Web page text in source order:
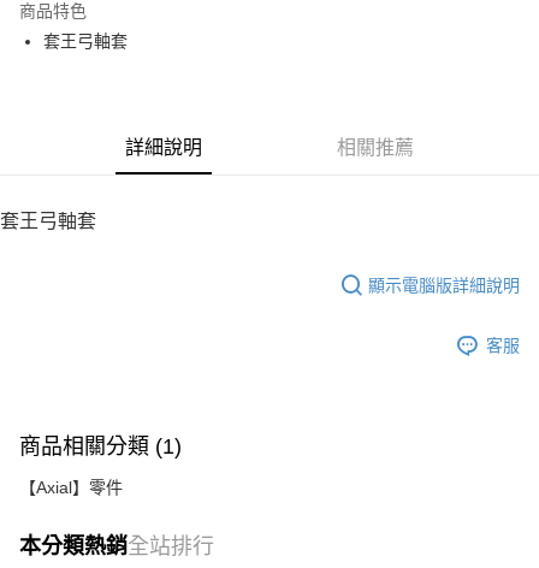
街口支付
每筆NT$100，滿NT$2,000(含以上)免運費
商品特色
套王弓軸套
詳細說明 相關推薦
套王弓軸套
顯示電腦版詳細說明
客服
商品相關分類 (1)
【Axial】零件
本分類熱銷全站排行